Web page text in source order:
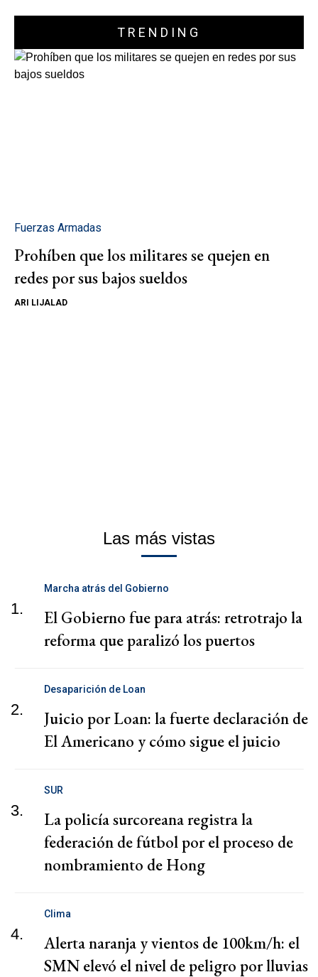
TRENDING
Fuerzas Armadas
Prohíben que los militares se quejen en
redes por sus bajos sueldos
ARI LIJALAD
Las más vistas
1.
Marcha atrás del Gobierno
El Gobierno fue para atrás: retrotrajo la
reforma que paralizó los puertos
2.
Desaparición de Loan
Juicio por Loan: la fuerte declaración de
El Americano y cómo sigue el juicio
3.
SUR
La policía surcoreana registra la
federación de fútbol por el proceso de
nombramiento de Hong
4.
Clima
Alerta naranja y vientos de 100km/h: el
SMN elevó el nivel de peligro por lluvias